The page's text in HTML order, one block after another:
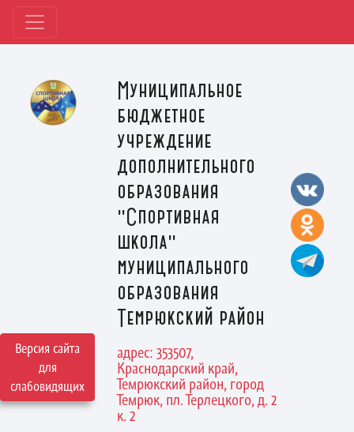
Версия сайта
для
слабовидящих
Муниципальное
бюджетное
учреждение
дополнительного
образования
"Спортивная
школа"
муниципального
образования
Темрюкский район
адрес: 353507,
Краснодарский край,
Темрюкский район, город
Темрюк, пл. Терлецкого, д. 2
к. 2